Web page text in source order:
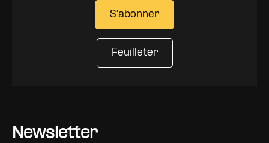
Newsletter
S'abonner
Feuilleter